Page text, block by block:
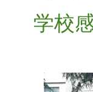
学校